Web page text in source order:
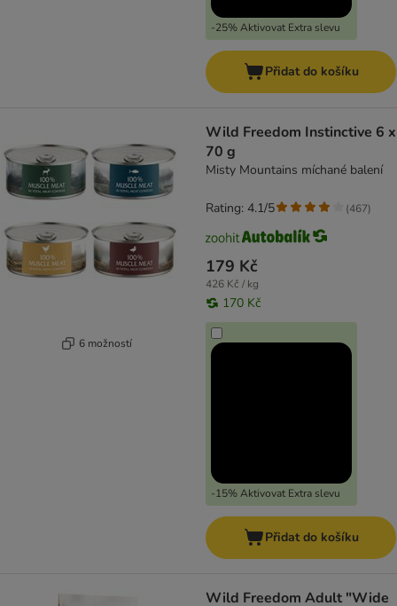
-25% Aktivovat Extra slevu
Přidat do košíku
6 možností
Wild Freedom Instinctive 6 x
70 g
Misty Mountains míchané balení
179 Kč
426 Kč / kg
170 Kč
-15% Aktivovat Extra slevu
Rating: 4.1/5 (467)
Přidat do košíku
Wild Freedom Adult "Wide